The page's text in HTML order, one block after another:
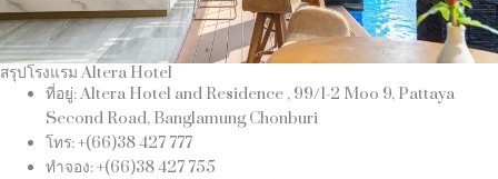
สรุปโรงแรม Altera Hotel
ที่อยู่: Altera Hotel and Residence , 99/1-2 Moo 9, Pattaya
Second Road, Banglamung Chonburi
โทร: +(66)38 427 777
ทำจอง: +(66)38 427 755